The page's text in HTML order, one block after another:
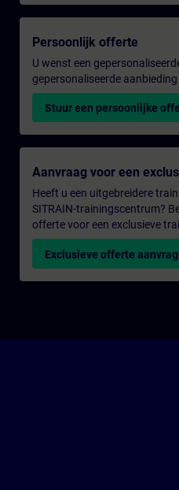
Persoonlijk offerte
U wenst een
gepersonaliseerde
Stuur een persoonlijke
Aanvraag voor een
Heeft u een uitgebreidere
SITRAIN-trainingscentrum?
offerte voor een exclusieve
Exclusieve offerte